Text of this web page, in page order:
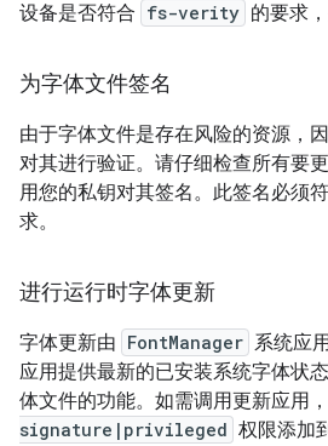
设备是否符合 fs-verity 的要求
为字体文件签名
由于字体文件是存在风险的资源，
对其进行验证。请仔细检查所有要
用您的私钥对其签名。此签名必须
求。
进行运行时字体更新
字体更新由 FontManager 系统应
应用提供最新的已安装系统字体状
体文件的功能。如需调用更新应用
signature|privileged 权限添加